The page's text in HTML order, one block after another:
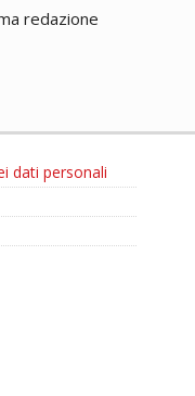
redazione
dati personali